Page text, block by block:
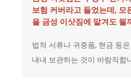
보험 커버라고 들었는데, 모
을 금성 이삿짐에 맡겨도 될
법적 서류나 귀중품, 현금 등
내내 보관하는 것이 바람직합